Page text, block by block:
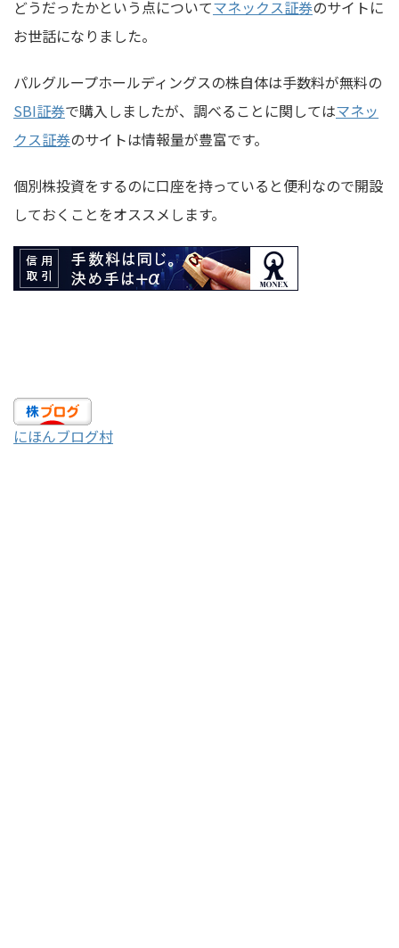
どうだったかという点についてマネックス証券のサイトに
お世話になりました。
パルグループホールディングスの株自体は手数料が無料の
SBI証券で購入しましたが、調べることに関してはマネッ
クス証券のサイトは情報量が豊富です。
個別株投資をするのに口座を持っていると便利なので開設
しておくことをオススメします。
にほんブログ村